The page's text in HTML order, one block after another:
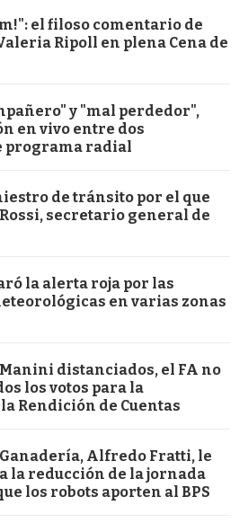
el filoso comentario de
Ripoll en plena Cena de
y "mal perdedor",
en vivo entre dos
programa radial
de tránsito por el que
secretario general de
la alerta roja por las
en varias zonas
distanciados, el FA no
los votos para la
Rendición de Cuentas
Alfredo Fratti, le
la reducción de la jornada
los robots aporten al BPS